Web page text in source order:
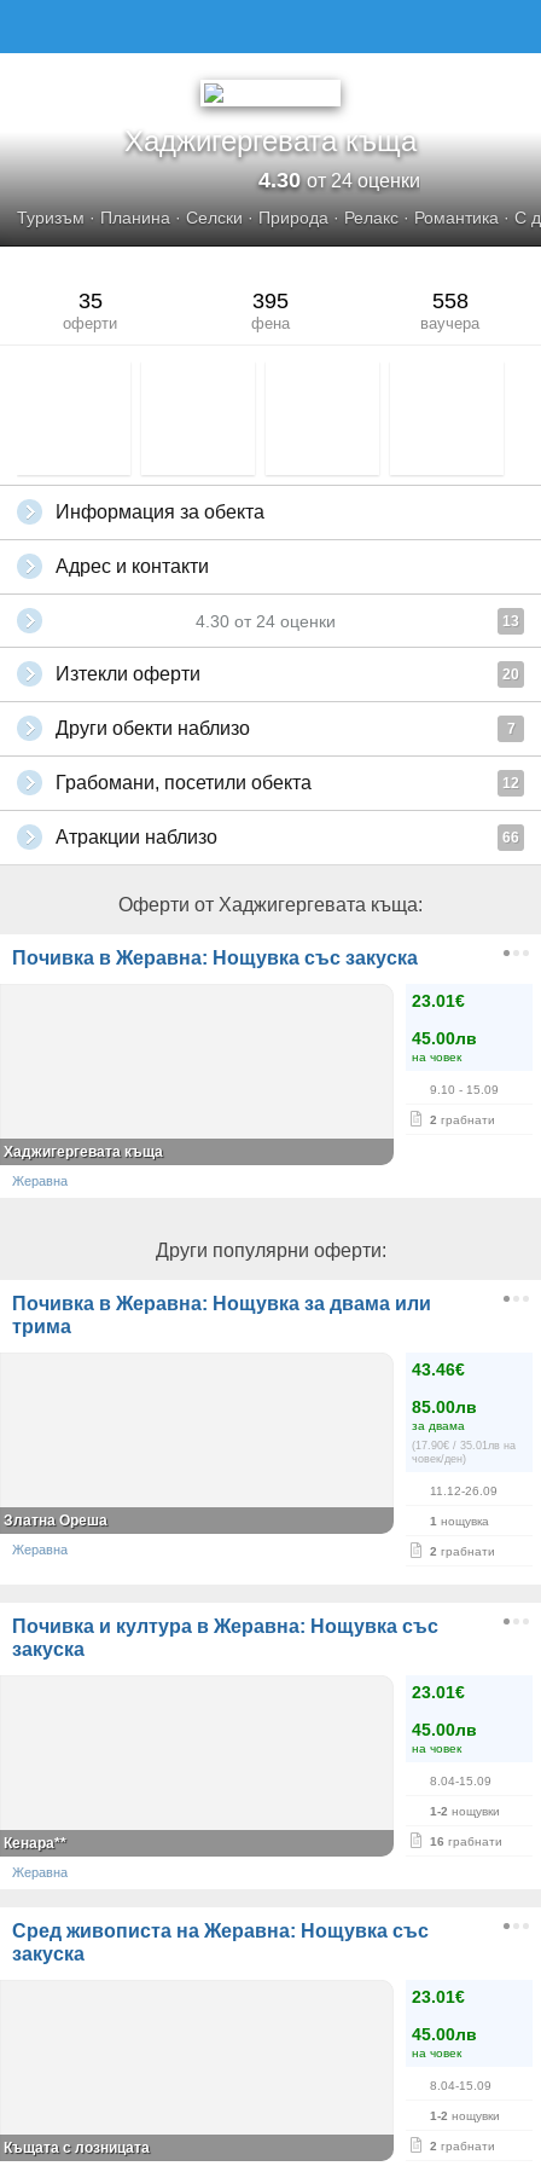
Хаджигергевата къща
4.30от 24 оценки
Туризъм · Планина · Селски · Природа · Релакс · Романтика · С
35
оферти
395
фена
558
ваучера
Информация за обекта
Адрес и контакти
4.30 от 24 оценки 13
Изтекли оферти 20
Други обекти наблизо 7
Грабомани, посетили обекта 12
Атракции наблизо 66
Оферти от Хаджигергевата къща:
Почивка в Жеравна: Нощувка със закуска
23.01€
45.00лв
на човек
9.10 - 15.09
2 грабнати
Хаджигергевата къща
Жеравна
Други популярни оферти:
Почивка в Жеравна: Нощувка за двама или
трима
43.46€
85.00лв
за двама
(17.90€ / 35.01лв на
човек/ден)
11.12-26.09
1 нощувка
2 грабнати
Златна Ореша
Жеравна
Почивка и култура в Жеравна: Нощувка със
закуска
23.01€
45.00лв
на човек
8.04-15.09
1-2 нощувки
16 грабнати
Кенара**
Жеравна
Сред живописта на Жеравна: Нощувка със
закуска
23.01€
45.00лв
на човек
8.04-15.09
1-2 нощувки
2 грабнати
Къщата с лозницата